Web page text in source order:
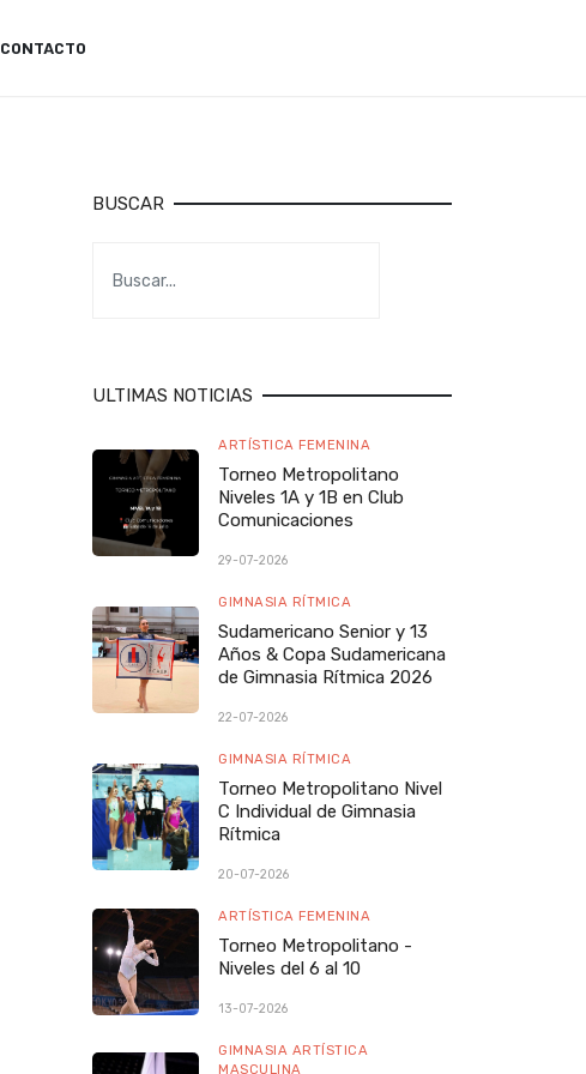
CONTACTO
BUSCAR
ULTIMAS NOTICIAS
ARTÍSTICA FEMENINA
Torneo Metropolitano
Niveles 1A y 1B en Club
Comunicaciones
29-07-2026
GIMNASIA RÍTMICA
Sudamericano Senior y 13
Años & Copa Sudamericana
de Gimnasia Rítmica 2026
22-07-2026
GIMNASIA RÍTMICA
Torneo Metropolitano Nivel
C Individual de Gimnasia
Rítmica
20-07-2026
ARTÍSTICA FEMENINA
Torneo Metropolitano -
Niveles del 6 al 10
13-07-2026
GIMNASIA ARTÍSTICA
MASCULINA